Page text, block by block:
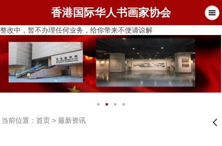
香港国际华人书画家协会
整改中，暂不办理任何业务，给你带来不便请谅解
当前位置： 首页> 最新资讯 󰊒